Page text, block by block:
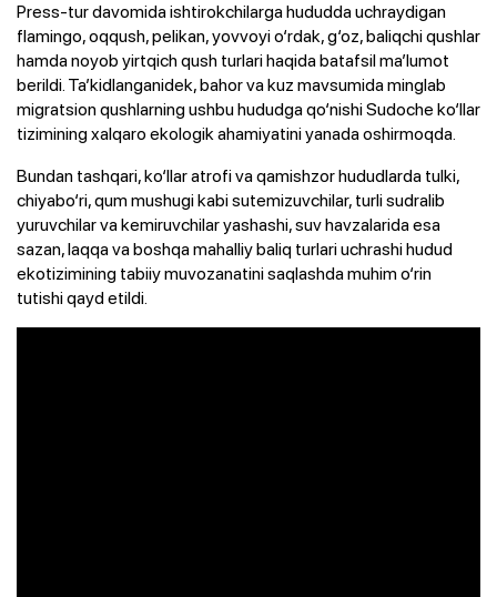
Press-tur davomida ishtirokchilarga hududda uchraydigan
flamingo, oqqush, pelikan, yovvoyi o‘rdak, g‘oz, baliqchi qushlar
hamda noyob yirtqich qush turlari haqida batafsil ma’lumot
berildi. Ta’kidlanganidek, bahor va kuz mavsumida minglab
migratsion qushlarning ushbu hududga qo‘nishi Sudoche ko‘llar
tizimining xalqaro ekologik ahamiyatini yanada oshirmoqda.
Bundan tashqari, ko‘llar atrofi va qamishzor hududlarda tulki,
chiyabo‘ri, qum mushugi kabi sutemizuvchilar, turli sudralib
yuruvchilar va kemiruvchilar yashashi, suv havzalarida esa
sazan, laqqa va boshqa mahalliy baliq turlari uchrashi hudud
ekotizimining tabiiy muvozanatini saqlashda muhim o‘rin
tutishi qayd etildi.